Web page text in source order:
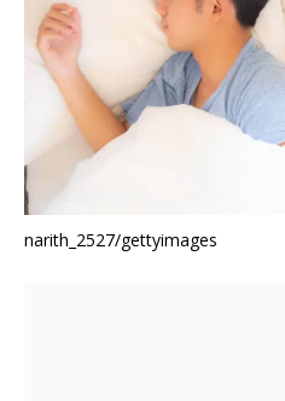
narith_2527/gettyimages